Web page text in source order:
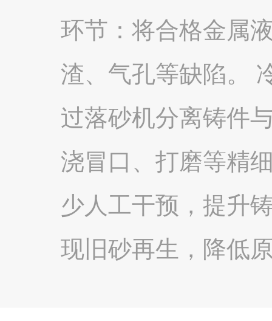
环节：将合格金属
渣、气孔等缺陷。
过落砂机分离铸件
浇冒口、打磨等精
少人工干预，提升
现旧砂再生，降低